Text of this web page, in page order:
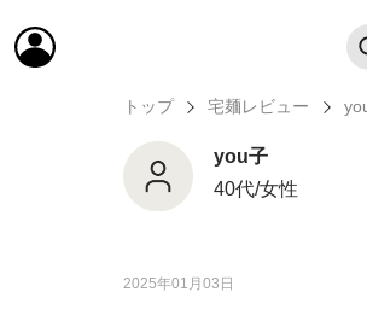
トップ 宅麺レビュー
you子
40代/女性
2025年01月03日